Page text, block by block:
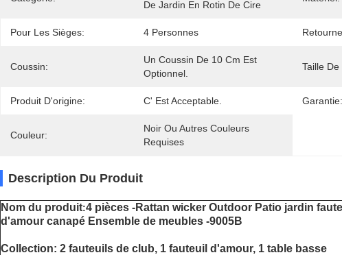
De Jardin En Rotin De Cire
Pour Les Sièges: 4 Personnes
Coussin:
Un Coussin De 10 Cm Est
Optionnel.
Taille De
Produit D'origine: C' Est Acceptable. Garantie:
Couleur:
Noir Ou Autres Couleurs
Requises
Description Du Produit
Nom du produit:4 pièces -Rattan wicker Outdoor Patio jardin
d'amour canapé Ensemble de meubles -9005B
Collection: 2 fauteuils de club, 1 fauteuil d'amour, 1 table basse